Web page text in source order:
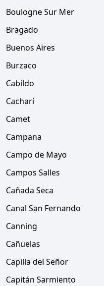
Boulogne Sur Mer
Bragado
Buenos Aires
Burzaco
Cabildo
Cacharí
Camet
Campana
Campo de Mayo
Campos Salles
Cañada Seca
Canal San Fernando
Canning
Cañuelas
Capilla del Señor
Capitán Sarmiento